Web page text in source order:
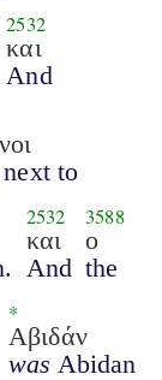
2532
και
And
to
2532
και
And
3588
ο
the
*
Αβιδάν
was Abidan